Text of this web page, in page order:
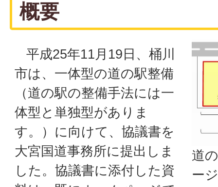
概要
道
ー
平成25年11月19日、桶川
市は、一体型の道の駅整備
（道の駅の整備手法には一
体型と単独型がありま
す。）に向けて、協議書を
大宮国道事務所に提出しま
した。協議書に添付した資